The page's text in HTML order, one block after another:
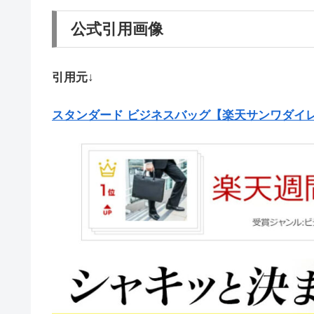
公式引用画像
引用元↓
スタンダード ビジネスバッグ【楽天サンワダイ